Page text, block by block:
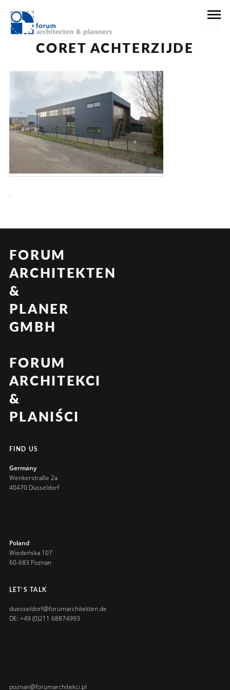
CORET ACHTERZIJDE
.
FORUM
ARCHITEKTEN
&
PLANER
GMBH
FORUM
ARCHITEKCI
&
PLANIŚCI
FIND US
Germany
Wenkerstraße 2a
40470 Düsseldorf
Poland
Wiedeńska 107
60-683 Poznan
LET’S TALK
duesseldorf@forumarchitekten.de
DE: +49 (0)211 68874993
poznan@forumarchitekci.pl